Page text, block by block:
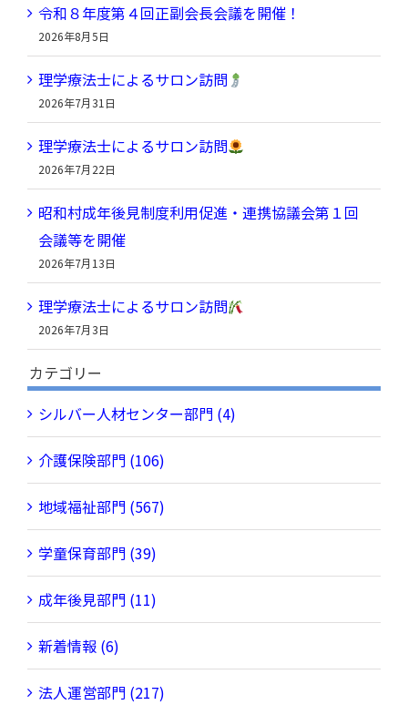
イ
ブ
令和８年度第４回正副会長会議を開催！
2026年8月5日
理学療法士によるサロン訪問
2026年7月31日
理学療法士によるサロン訪問
2026年7月22日
昭和村成年後見制度利用促進・連携協議会第１回
会議等を開催
2026年7月13日
理学療法士によるサロン訪問
2026年7月3日
カテゴリー
シルバー人材センター部門 (4)
介護保険部門 (106)
地域福祉部門 (567)
学童保育部門 (39)
成年後見部門 (11)
新着情報 (6)
法人運営部門 (217)